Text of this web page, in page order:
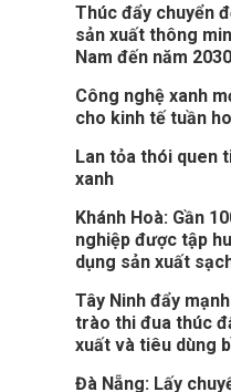
Thúc đẩy chuyển
sản xuất thông
Nam đến năm 2030
Công nghệ xanh
cho kinh tế tuần
Lan tỏa thói quen
xanh
Khánh Hoà: Gần
nghiệp được tập
dụng sản xuất
Tây Ninh đẩy
trào thi đua thúc
xuất và tiêu dùng
Đà Nẵng: Lấy